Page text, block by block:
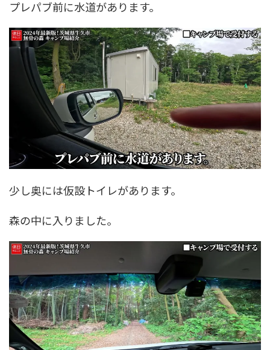
プレパブ前に水道があります。
少し奥には仮設トイレがあります。
森の中に入りました。